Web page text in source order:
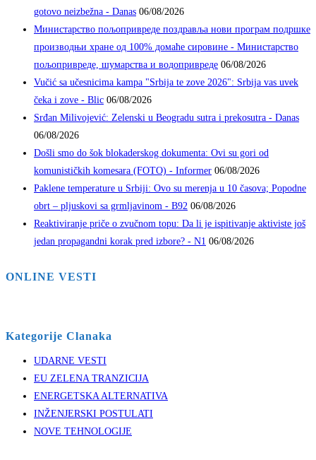
gotovo neizbežna - Danas 06/08/2026
Министарство пољопривреде поздравља нови програм подршке
производњи хране од 100% домаће сировине - Министарство
пољопривреде, шумарства и водопривреде 06/08/2026
Vučić sa učesnicima kampa "Srbija te zove 2026": Srbija vas uvek
čeka i zove - Blic 06/08/2026
Srđan Milivojević: Zelenski u Beogradu sutra i prekosutra - Danas
06/08/2026
Došli smo do šok blokaderskog dokumenta: Ovi su gori od
komunističkih komesara (FOTO) - Informer 06/08/2026
Paklene temperature u Srbiji: Ovo su merenja u 10 časova; Popodne
obrt – pljuskovi sa grmljavinom - B92 06/08/2026
Reaktiviranje priče o zvučnom topu: Da li je ispitivanje aktiviste još
jedan propagandni korak pred izbore? - N1 06/08/2026
ONLINE VESTI
Kategorije Clanaka
UDARNE VESTI
EU ZELENA TRANZICIJA
ENERGETSKA ALTERNATIVA
INŽENJERSKI POSTULATI
NOVE TEHNOLOGIJE